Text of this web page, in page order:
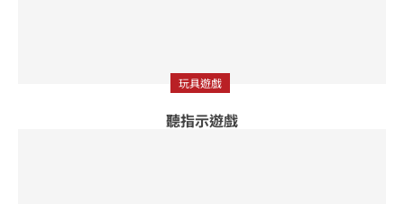
玩具遊戲
聽指示遊戲